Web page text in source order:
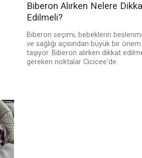
Biberon Alırken Nelere
Edilmeli?
Biberon seçimi, bebeklerin
ve sağlığı açısından büyük bir önem
taşıyor. Biberon alırken dikkat
gereken noktalar Cicicee'de.